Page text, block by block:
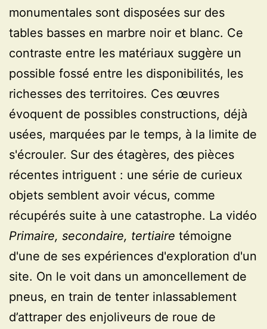
monumentales sont disposées sur des
tables basses en marbre noir et blanc. Ce
contraste entre les matériaux suggère un
possible fossé entre les disponibilités, les
richesses des territoires. Ces œuvres
évoquent de possibles constructions, déjà
usées, marquées par le temps, à la limite de
s'écrouler. Sur des étagères, des pièces
récentes intriguent : une série de curieux
objets semblent avoir vécus, comme
récupérés suite à une catastrophe. La vidéo
Primaire, secondaire, tertiaire témoigne
d'une de ses expériences d'exploration d'un
site. On le voit dans un amoncellement de
pneus, en train de tenter inlassablement
d’attraper des enjoliveurs de roue de